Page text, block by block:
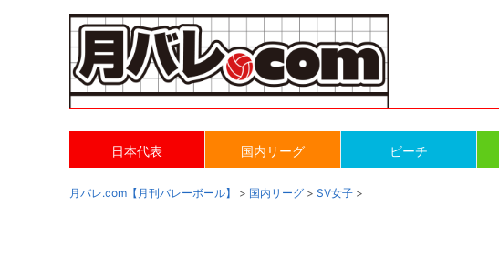
日本代表 国内リーグ ビーチ
月バレ.com【月刊バレーボール】 > 国内リーグ > SV女子 >